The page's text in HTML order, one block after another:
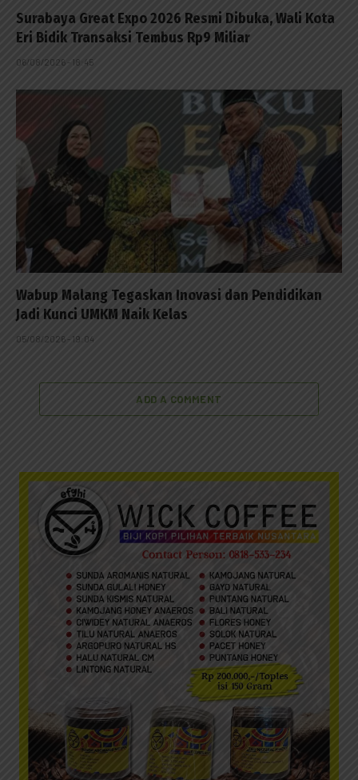
Surabaya Great Expo 2026 Resmi Dibuka, Wali Kota
Eri Bidik Transaksi Tembus Rp9 Miliar
06/08/2026 - 18:45
Wabup Malang Tegaskan Inovasi dan Pendidikan
Jadi Kunci UMKM Naik Kelas
05/08/2026 - 19:04
ADD A COMMENT